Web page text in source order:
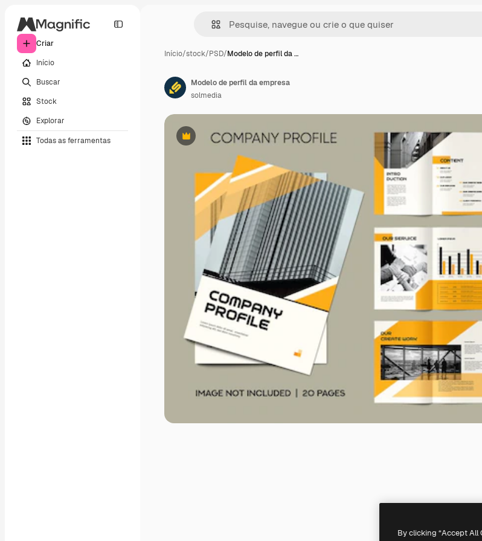
Criar
Início
Buscar
Stock
Explorar
Todas as ferramentas
Início/stock/PSD/Modelo de perfil da …
Premium
Modelo de perfil da empresa
solmedia
By clicking “Accept All